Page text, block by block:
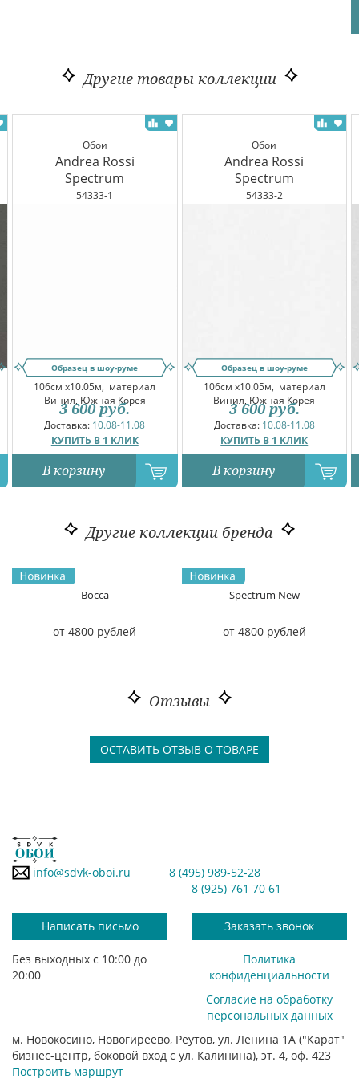
Другие товары коллекции
Обои
Andrea Rossi
Spectrum
54333-1
Образец в шоу-руме
106см x10.05м, материал
Винил, Южная Корея
Доставка: 10.08-11.08
КУПИТЬ В 1 КЛИК
3 600 руб.
В корзину
Обои
Andrea Rossi
Spectrum
54333-2
Образец в шоу-руме
106см x10.05м, материал
Винил, Южная Корея
Доставка: 10.08-11.08
КУПИТЬ В 1 КЛИК
3 600 руб.
В корзину
Другие коллекции бренда
Bocca
от 4800 рублей
Spectrum New
от 4800 рублей
Отзывы
ОСТАВИТЬ ОТЗЫВ О ТОВАРЕ
info@sdvk-oboi.ru
8 (495) 989-52-28
8 (925) 761 70 61
Написать письмо Заказать звонок
Без выходных с 10:00 до
20:00
Политика
конфиденциальности
Согласие на обработку
персональных данных
м. Новокосино, Новогиреево, Реутов, ул. Ленина 1А ("Карат"
бизнес-центр, боковой вход с ул. Калинина), эт. 4, оф. 423
Построить маршрут